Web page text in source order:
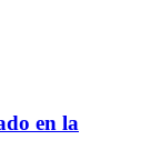
en la